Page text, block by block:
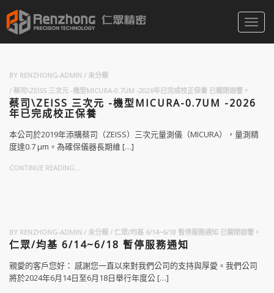
BY RENZHONG-ADMIN
未分類
蔡司\ZEISS 三次元 -機型MICURA-0.7UM -2026年已完成校正保養 已關閉迴響。
蔡司\ZEISS 三次元 -機型MICURA-0.7UM -2026
年已完成校正保養
本公司於2019年添購蔡司（ZEISS）三次元量測儀（MICURA），量測精
度達0.7 μm。為確保儀器長期維 […]
CONTINUE READING...
BY RENZHONG-ADMIN 未分類 仁眾/均基 6/14~6/18 暫停服務通知 已關閉迴響。
仁眾/均基 6/14~6/18 暫停服務通知
親愛的客戶您好： 感謝您一直以來對我們公司的支持與厚愛。我們公司
將於2024年6月14日至6月18日舉行年度公 […]